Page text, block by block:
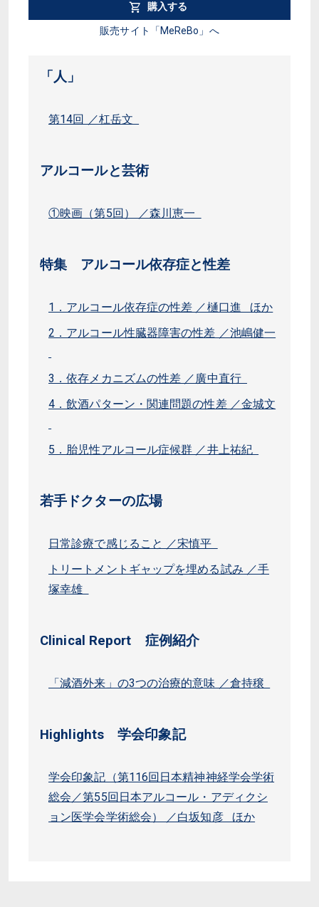
購入する
販売サイト「MeReBo」へ
「人」
第14回 ／杠岳文
アルコールと芸術
①映画（第5回） ／森川恵一
特集 アルコール依存症と性差
1．アルコール依存症の性差 ／樋口進 ほか
2．アルコール性臓器障害の性差 ／池嶋健一
3．依存メカニズムの性差 ／廣中直行
4．飲酒パターン・関連問題の性差 ／金城文
5．胎児性アルコール症候群 ／井上祐紀
若手ドクターの広場
日常診療で感じること ／宋慎平
トリートメントギャップを埋める試み ／手
塚幸雄
Clinical Report 症例紹介
「減酒外来」の3つの治療的意味 ／倉持穣
Highlights 学会印象記
学会印象記（第116回日本精神神経学会学術
総会／第55回日本アルコール・アディクシ
ョン医学会学術総会） ／白坂知彦 ほか